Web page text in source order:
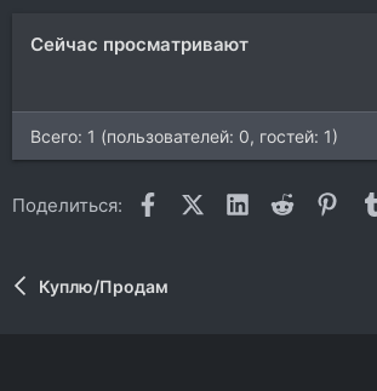
Сейчас просматривают
Всего: 1 (пользователей: 0, гостей: 1)
Поделиться: FacebookX (Twitter)
LinkedIn
Reddit
Куплю/Продам